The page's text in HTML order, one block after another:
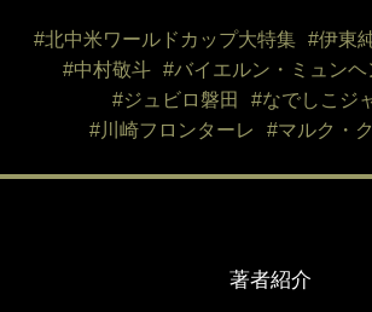
#北中米ワールドカップ大特集 #伊東
#中村敬斗
#バイエルン・ミュンヘ
#ジュビロ磐田
#なでしこジ
#川崎フロンターレ
#マルク・
著者紹介